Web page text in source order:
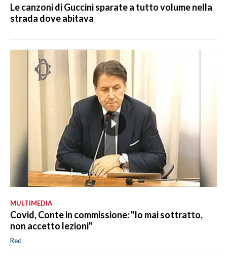
Le canzoni di Guccini sparate a tutto volume nella
strada dove abitava
MULTIMEDIA
Covid, Conte in commissione: "Io mai sottratto,
non accetto lezioni"
Red